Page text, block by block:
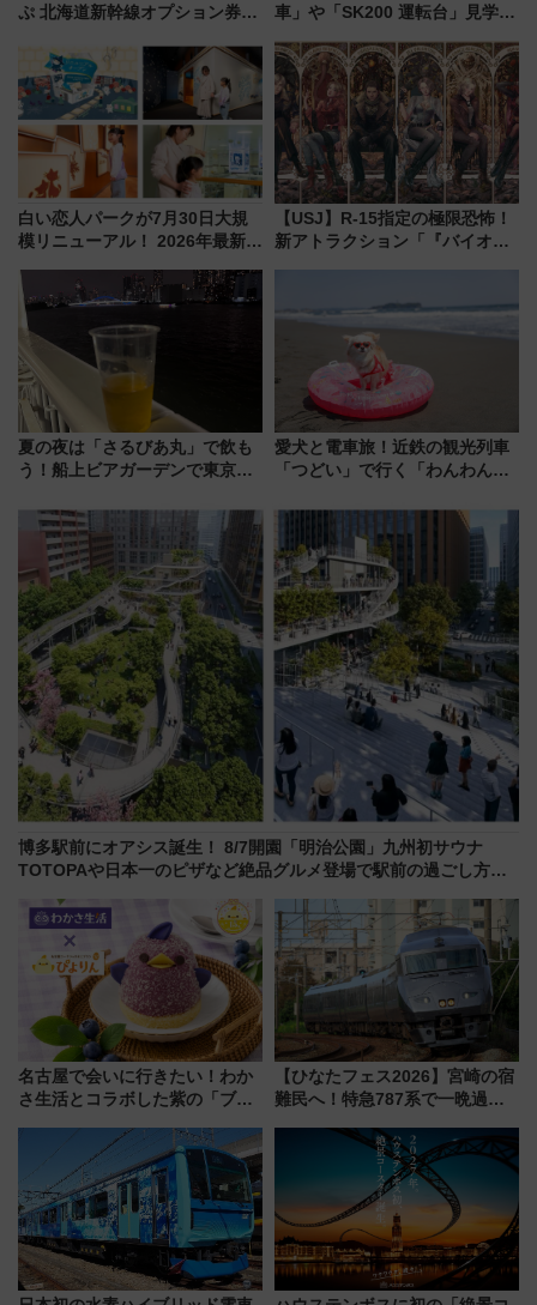
ぷ 北海道新幹線オプション券」
の罠
車」や「SK200 運転台」見学ツ
トの一環で激レア体験できちゃ
うかも 参加方法やスケジュール
をご紹介
白い恋人パークが7月30日大規
模リニューアル！ 2026年最新の
と料金・アクセスを徹底解説
（札幌市）
【USJ】R-15指定の極限恐怖！
新アトラクション「『バイオハ
怖に泣き叫べ―
夏の夜は「さるびあ丸」で飲も
う！船上ビアガーデンで東京湾
杯……工場直送生ビールや島グ
ルメが美味い
愛犬と電車旅！近鉄の観光列車
「つどい」で行く「わんわん列
める日帰りツアー
博多駅前にオアシス誕生！ 8/7開園「明治公園」九州初サウナ
TOTOPAや日本一のピザなど絶品グルメ登場で駅前の過ごし方は
名古屋で会いに行きたい！わか
さ生活とコラボした紫の「ブル
【ひなたフェス2026】宮崎の宿
難民へ！特急787系で一晩過ご
ローおひさま」が救世主に？